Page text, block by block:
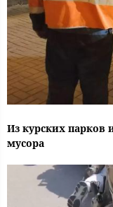
Из курских парков
мусора